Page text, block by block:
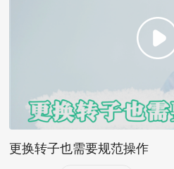
更换转子也需要规范操作